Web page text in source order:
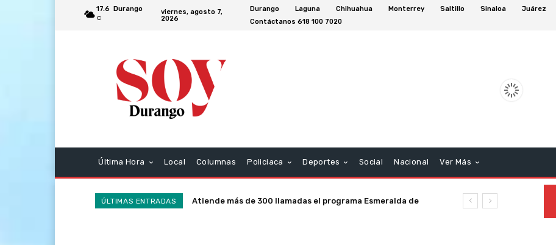
17.6
C
Durango
viernes, agosto 7,
2026
Durango Laguna Chihuahua Monterrey Saltillo Sinaloa
Juárez
Contáctanos 618 100 7020
Última Hora Local Columnas Policiaca Deportes Social Nacional Ver Más
ÚLTIMAS ENTRADAS
Atiende más de 300 llamadas el programa Esmeralda de